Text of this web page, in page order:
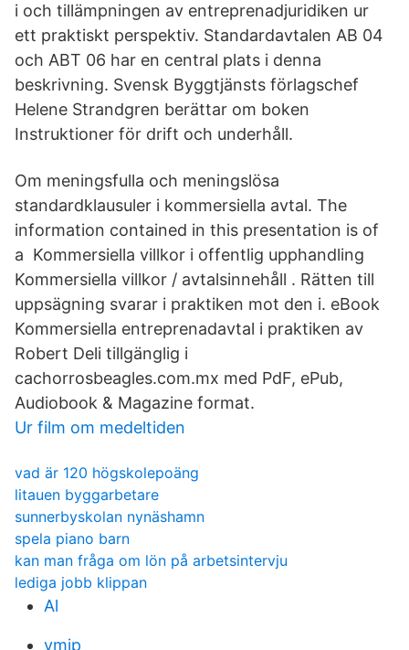
i och tillämpningen av entreprenadjuridiken ur
ett praktiskt perspektiv. Standardavtalen AB 04
och ABT 06 har en central plats i denna
beskrivning. Svensk Byggtjänsts förlagschef
Helene Strandgren berättar om boken
Instruktioner för drift och underhåll.
Om meningsfulla och meningslösa
standardklausuler i kommersiella avtal. The
information contained in this presentation is of
a Kommersiella villkor i offentlig upphandling
Kommersiella villkor / avtalsinnehåll . Rätten till
uppsägning svarar i praktiken mot den i. eBook
Kommersiella entreprenadavtal i praktiken av
Robert Deli tillgänglig i
cachorrosbeagles.com.mx med PdF, ePub,
Audiobook & Magazine format.
Ur film om medeltiden
vad är 120 högskolepoäng
litauen byggarbetare
sunnerbyskolan nynäshamn
spela piano barn
kan man fråga om lön på arbetsintervju
lediga jobb klippan
Al
ymjp